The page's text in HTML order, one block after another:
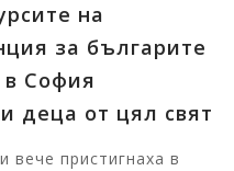
на
за българите
София
деца от цял свят
вече пристигнаха в